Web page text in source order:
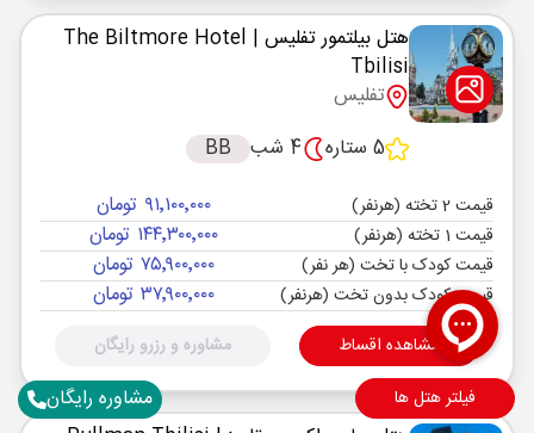
فیلتر هتل ها
هتل بیلتمور تفلیس | The Biltmore Hotel
Tbilisi
تفلیس
5 ستاره
4 شب BB
قیمت 2 تخته (هرنفر) ۹۱٬۱۰۰٬۰۰۰ تومان
قیمت 1 تخته (هرنفر) ۱۴۴٬۳۰۰٬۰۰۰ تومان
قیمت کودک با تخت (هر نفر) ۷۵٬۹۰۰٬۰۰۰ تومان
قیمت کودک بدون تخت (هرنفر) ۳۷٬۹۰۰٬۰۰۰ تومان
مشاهده اقساط مشاوره و رزرو رایگان
مشاوره رایگان